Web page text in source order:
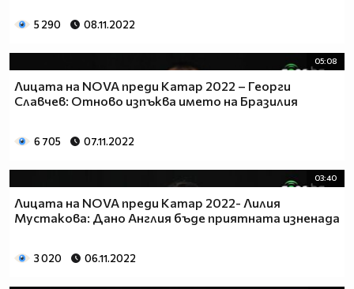
5 290 08.11.2022
05:08
Лицата на NOVA преди Катар 2022 – Георги
Славчев: Отново изпъква името на Бразилия
6 705 07.11.2022
03:40
Лицата на NOVA преди Катар 2022- Лилия
Мустакова: Дано Англия бъде приятната изненада
3 020 06.11.2022